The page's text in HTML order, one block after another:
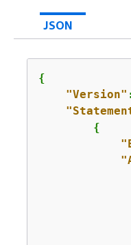
JSON
{
"Version"
{